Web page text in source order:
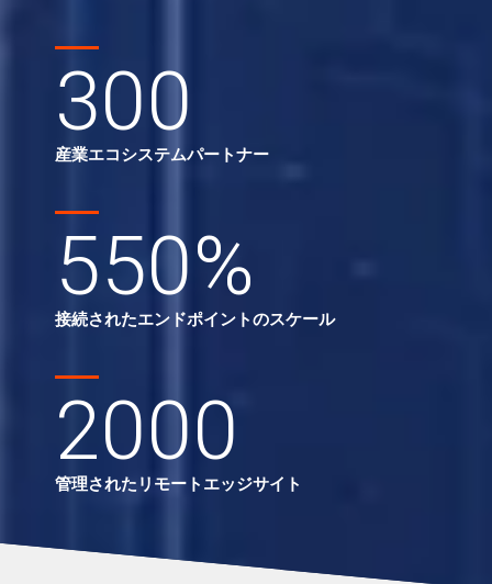
300
産業エコシステムパートナー
550%
接続されたエンドポイントのスケール
2000
管理されたリモートエッジサイト